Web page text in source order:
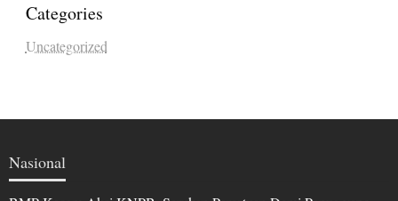
Categories
Uncategorized
Nasional